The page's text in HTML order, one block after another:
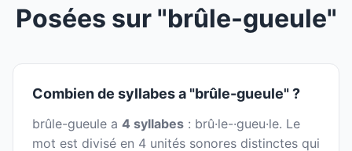
Posées sur "brûle-gueule"
Combien de syllabes a "brûle-gueule" ?
brûle-gueule a 4 syllabes : brû·le-·gueu·le. Le
mot est divisé en 4 unités sonores distinctes qui